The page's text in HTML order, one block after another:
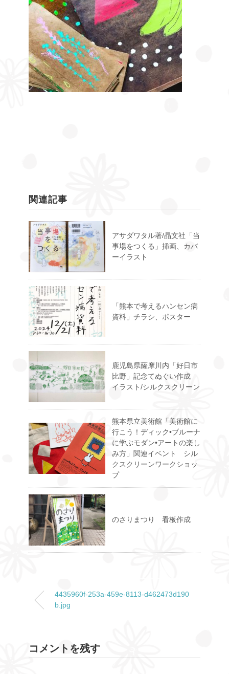
関連記事
アサダワタル著/晶文社「当
事場をつくる」挿画、カバ
ーイラスト
「熊本で考えるハンセン病
資料」チラシ、ポスター
鹿児島県薩摩川内「好日市
比野」記念てぬぐい作成
イラスト/シルクスクリーン
熊本県立美術館「美術館に
行こう！ディック•ブルーナ
に学ぶモダン•アートの楽し
み方」関連イベント シル
クスクリーンワークショッ
プ
のさりまつり 看板作成
4435960f-253a-459e-8113-d462473d190
b.jpg
コメントを残す